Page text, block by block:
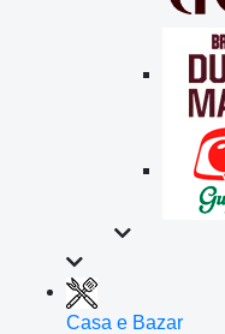
Casa e Bazar